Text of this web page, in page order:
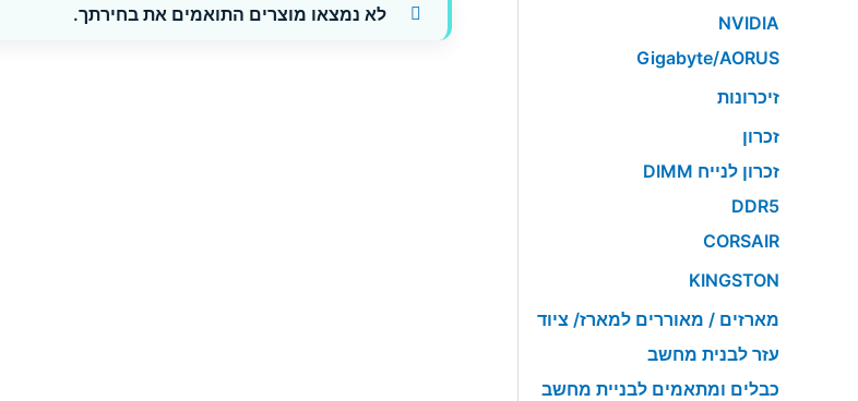
NVIDIA
Gigabyte/AORUS
זיכרונות
זכרון
זכרון לנייח DIMM
DDR5
CORSAIR
KINGSTON
מארזים / מאוררים למארז/ ציוד
עזר לבנית מחשב
כבלים ומתאמים לבניית מחשב
לא נמצאו מוצרים התואמים את בחירתך.